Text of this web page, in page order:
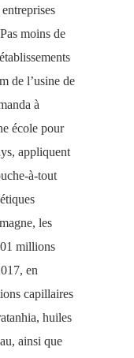
moins de
de l’usine de
à
école pour
appliquent
à-tout
les
millions
en
capillaires
huiles
ainsi que